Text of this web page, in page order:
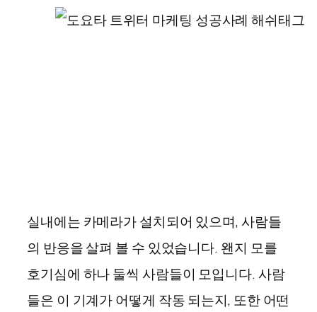
실내에는 카메라가 설치되어 있으며, 사람들
의 반응을 살펴 볼 수 있었습니다. 왠지 모를
호기심에 하나 둘씩 사람들이 모입니다. 사람
들은 이 기계가 어떻게 작동 되는지, 또한 어떤